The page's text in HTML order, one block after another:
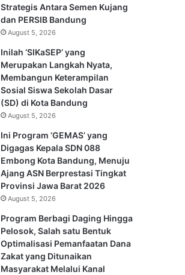
Strategis Antara Semen Kujang
dan PERSIB Bandung
August 5, 2026
Inilah ‘SIKaSEP’ yang
Merupakan Langkah Nyata,
Membangun Keterampilan
Sosial Siswa Sekolah Dasar
(SD) di Kota Bandung
August 5, 2026
Ini Program ‘GEMAS’ yang
Digagas Kepala SDN 088
Embong Kota Bandung, Menuju
Ajang ASN Berprestasi Tingkat
Provinsi Jawa Barat 2026
August 5, 2026
Program Berbagi Daging Hingga
Pelosok, Salah satu Bentuk
Optimalisasi Pemanfaatan Dana
Zakat yang Ditunaikan
Masyarakat Melalui Kanal